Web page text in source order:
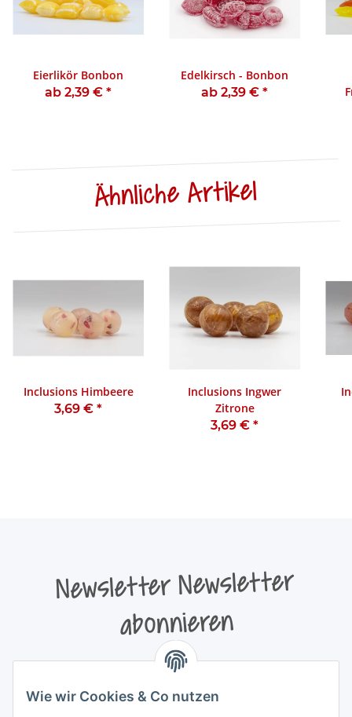
Wie wir Cookies & Co nutzen
Eierlikör Bonbon
ab 2,39 € *
Edelkirsch - Bonbon
ab 2,39 € *
Ähnliche Artikel
Inclusions Himbeere
3,69 € *
Inclusions Ingwer
Zitrone
3,69 € *
Newsletter Newsletter
abonnieren
Bitte senden Sie mir entsprechend Ihrer
Informationen zu Ihrem Produktsortiment per E-Mail zu.